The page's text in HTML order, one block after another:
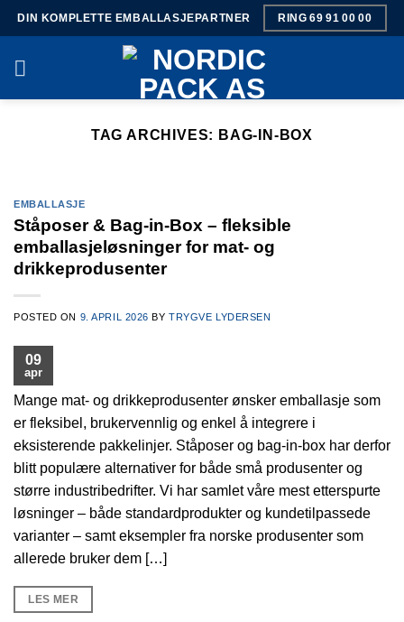
Skip
to
DIN KOMPLETTE EMBALLASJEPARTNER RING 69 91 00 00
TAG ARCHIVES: BAG-IN-BOX
EMBALLASJE
Ståposer & Bag-in-Box – fleksible
emballasjeløsninger for mat- og
drikkeprodusenter
POSTED ON 9. APRIL 2026 BYTRYGVE LYDERSEN
09
apr
Mange mat- og drikkeprodusenter ønsker emballasje som
er fleksibel, brukervennlig og enkel å integrere i
eksisterende pakkelinjer. Ståposer og bag-in-box har derfor
blitt populære alternativer for både små produsenter og
større industribedrifter. Vi har samlet våre mest etterspurte
løsninger – både standardprodukter og kundetilpassede
varianter – samt eksempler fra norske produsenter som
allerede bruker dem […]
LES MER